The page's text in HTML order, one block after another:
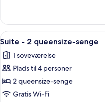
med
sovesofa
(W
Stationary
Bike)
-
kingsize-
med
sovesofa
Stationary
Bike)
Indlæs
alle
billeder
af
Suite
-
5
Suite - 2 queensize-senge
1 soveværelse
Plads til 4 personer
2 queensize-senge
Gratis Wi-Fi